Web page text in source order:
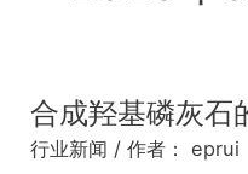
合成羟基磷灰石
行业新闻 / 作者： eprui
合
成